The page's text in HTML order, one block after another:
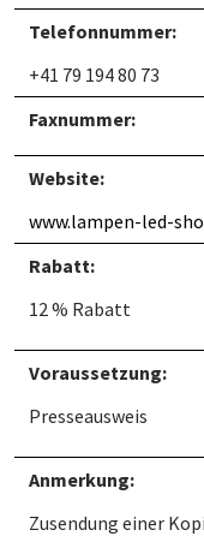
Telefonnummer:
+41 79 194 80 73
Faxnummer:
Website:
www.lampen-led-
Rabatt:
12 % Rabatt
Voraussetzung:
Presseausweis
Anmerkung:
Zusendung einer